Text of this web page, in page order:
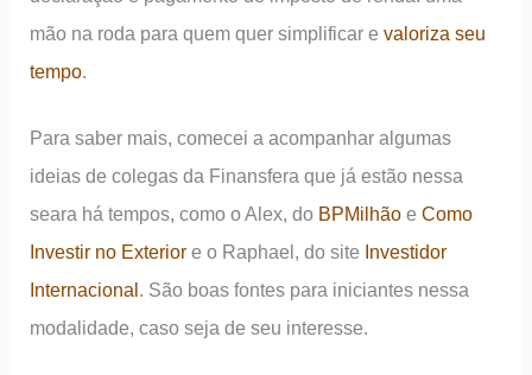
mão na roda para quem quer simplificar evaloriza seu
tempo.
Para saber mais, comecei a acompanhar algumas
ideias de colegas da Finansfera que já estão nessa
seara há tempos, como o Alex, do BPMilhão eComo
Investir no Exterior e o Raphael, do site Investidor
Internacional. São boas fontes para iniciantes nessa
modalidade, caso seja de seu interesse.